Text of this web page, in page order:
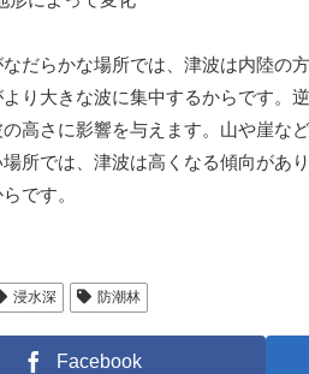
だらかな場所では、津波は内陸の
り大きな波に集中するからです。
高さに影響を与えます。山や崖な
所では、津波は高くなる傾向があ
です。
浸水深 防潮林
Facebook